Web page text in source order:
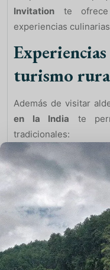
Invitation te
experiencias
turismo
Además de visitar
en la India te
tradicionales:
Clases de
Talleres de
pintura en
Fiestas y
celebrar con la
Rutas de
explorar los